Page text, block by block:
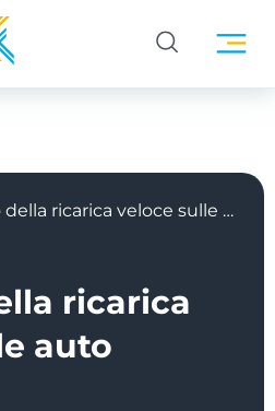
Impatto della ricarica veloce sulle auto elettriche
ricarica
auto